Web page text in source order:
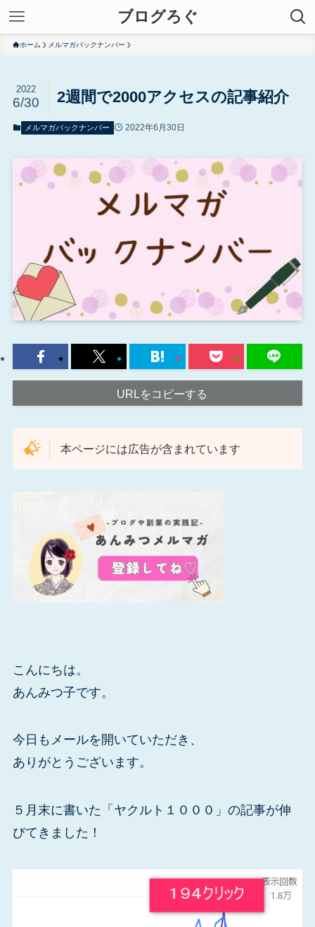
ブログろぐ
ホーム メルマガバックナンバー
2週間で2000アクセスの記事紹介
2022
6/30
メルマガバックナンバー 2022年6月30日
URLをコピーする
本ページには広告が含まれています
こんにちは。
あんみつ子です。
今日もメールを開いていただき、
ありがとうございます。
５月末に書いた「ヤクルト１０００」の記事が伸
びてきました！